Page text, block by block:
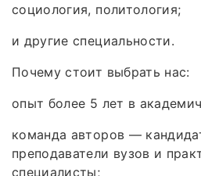
социология, политология;
и другие специальности.
Почему стоит выбрать нас:
опыт более 5 лет в
команда авторов —
преподаватели вузов и
специалисты;